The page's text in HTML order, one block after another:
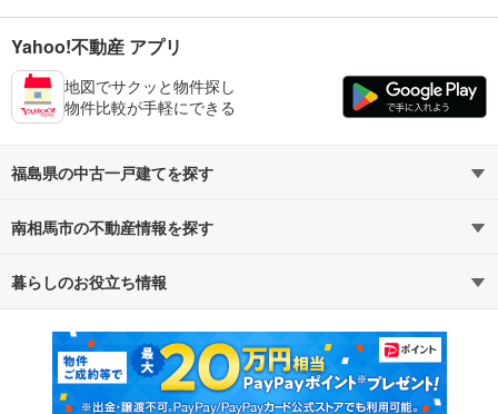
Yahoo!不動産 アプリ
地図でサクッと物件探し
物件比較が手軽にできる
福島県の中古一戸建てを探す
路線・駅から探す
通勤・通学時間から探す
南相馬市の不動産情報を探す
不動産・住宅
新築マンション 中古マンション
新築一戸建て 中古一戸建て
暮らしのお役立ち情報
マンションカタログ 教えて！住まいの先生